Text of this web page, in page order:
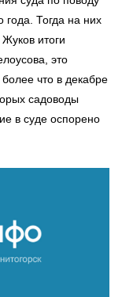
Тогда на них
итоги
это
что в декабре
садоводы
в суде оспорено